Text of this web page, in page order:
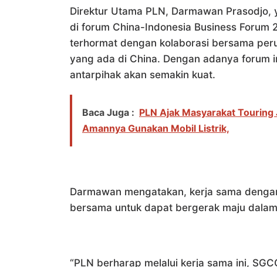
Direktur Utama PLN, Darmawan
di forum China-Indonesia Business Forum
terhormat dengan kolaborasi bersama
yang ada di China. Dengan adanya forum
antarpihak akan semakin kuat.
Baca Juga : PLN Ajak Masyarakat
Amannya Gunakan Mobil Listrik,
Darmawan mengatakan, kerja sama
bersama untuk dapat bergerak maju
“PLN berharap melalui kerja sama ini,